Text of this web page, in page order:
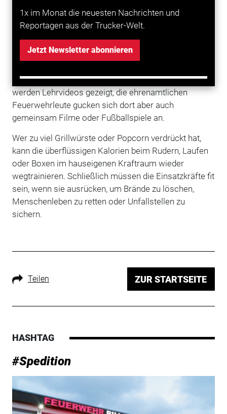
1x im Monat die neuesten Nachrichten und
Reportagen aus der Trucker-Welt.
Jetzt Newsletter abonnieren
Wenn gerade kein Grillwetter ist, lädt der
Gesellschaftsraum im Keller der Wache dazu ein, mit
den Kameraden eine Partie Billard zu spielen.
Nebenan befindet sich der Schulungsraum mit
und Filmpostern wie ein Kino eingerichtet ist. Dort
werden Lehrvideos gezeigt, die ehrenamtlichen
Feuerwehrleute gucken sich dort aber auch
gemeinsam Filme oder Fußballspiele an.
Wer zu viel Grillwürste oder Popcorn verdrückt hat,
kann die überflüssigen Kalorien beim Rudern, Laufen
oder Boxen im hauseigenen Kraftraum wieder
wegtrainieren. Schließlich müssen die Einsatzkräfte fit
sein, wenn sie ausrücken, um Brände zu löschen,
Menschenleben zu retten oder Unfallstellen zu
sichern.
Teilen ZUR STARTSEITE
HASHTAG
#Spedition